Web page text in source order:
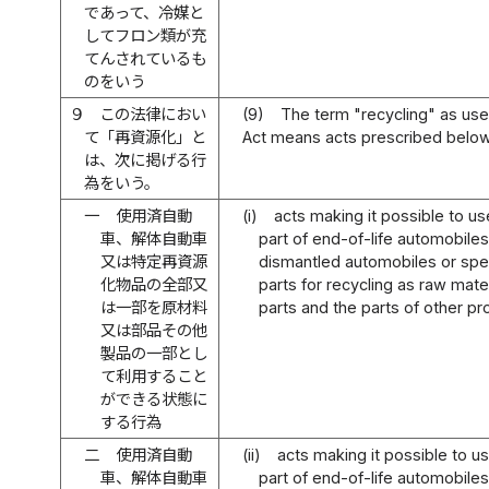
であって、冷媒と
してフロン類が充
てんされているも
のをいう
９
この法律におい
て「再資源化」と
は、次に掲げる行
為をいう。
(9)
The term "recycling" as
Act means acts prescribed
一
使用済自動
車、解体自動車
又は特定再資源
化物品の全部又
は一部を原材料
又は部品その他
製品の一部とし
て利用すること
ができる状態に
する行為
(i)
acts making it possible to
part of end-of-life
dismantled automobiles or
parts for recycling as raw
parts and the parts of other
二
使用済自動
車、解体自動車
(ii)
acts making it possible to
part of end-of-life